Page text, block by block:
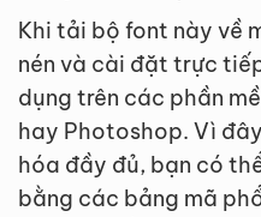
Khi tải bộ font này về
nén và cài đặt trực
dụng trên các phần
hay Photoshop. Vì
hóa đầy đủ, bạn có
bằng các bảng mã